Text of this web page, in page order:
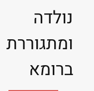
נולדה
ומתגוררת
ברומא